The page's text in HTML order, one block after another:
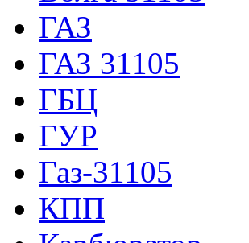
ГАЗ
ГАЗ 31105
ГБЦ
ГУР
Газ-31105
КПП